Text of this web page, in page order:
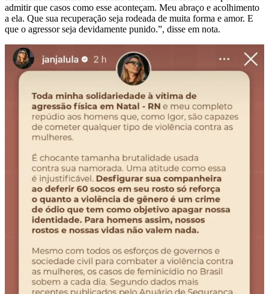
admitir que casos como esse aconteçam. Meu abraço e acolhimento
a ela. Que sua recuperação seja rodeada de muita forma e amor. E
que o agressor seja devidamente punido.”, disse em nota.